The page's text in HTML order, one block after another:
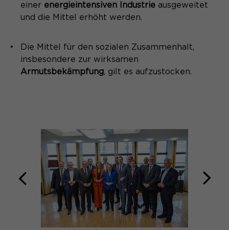
einer energieintensiven Industrie ausgeweitet
und die Mittel erhöht werden.
Die Mittel für den sozialen Zusammenhalt,
insbesondere zur wirksamen
Armutsbekämpfung, gilt es aufzustocken.
zurück